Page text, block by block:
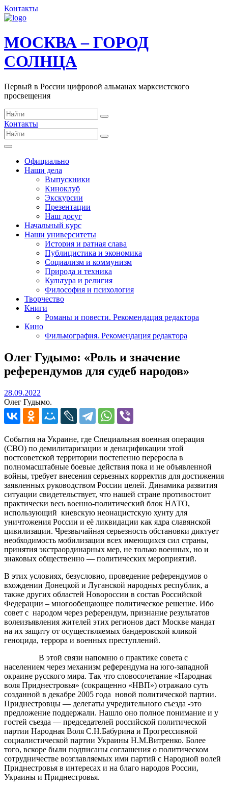
Контакты
МОСКВА – ГОРОД
СОЛНЦА
Первый в России цифровой альманах марксистского
просвещения
Контакты
Официально
Наши дела
Выпускники
Киноклуб
Экскурсии
Презентации
Наш досуг
Начальный курс
Наши университеты
История и ратная слава
Публицистика и экономика
Социализм и коммунизм
Природа и техника
Культура и религия
Философия и психология
Творчество
Книги
Романы и повести. Рекомендация редактора
Кино
Фильмография. Рекомендация редактора
Олег Гудымо: «Роль и значение
референдумов для судеб народов»
28.09.2022
Олег Гудымо.
События на Украине, где Специальная военная операция
(СВО) по демилитаризации и денацификации этой
постсоветской территории постепенно переросла в
полномасштабные боевые действия пока и не объявленной
войны, требует внесения серьезных корректив для достижения
заявленных руководством России целей. Динамика развития
ситуации свидетельствует, что нашей стране противостоит
практически весь военно-политический блок НАТО,
использующий киевскую неонацистскую хунту для
уничтожения России и её ликвидации как ядра славянской
цивилизации. Чрезвычайная серьезность обстановки диктует
необходимость мобилизации всех имеющихся сил страны,
принятия экстраординарных мер, не только военных, но и
знаковых общественно — политических мероприятий.
В этих условиях, безусловно, проведение референдумов о
вхождении Донецкой и Луганской народных республик, а
также других областей Новороссии в состав Российской
Федерации – многообещающее политическое решение. Ибо
совет с народом через референдум, признание результатов
волеизъявления жителей этих регионов даст Москве мандат
на их защиту от осуществляемых бандеровской кликой
геноцида, террора и военных преступлений.
В этой связи напомню о практике совета с
населением через механизм референдума на юго-западной
окраине русского мира. Так что словосочетание «Народная
воля Приднестровья» (сокращенно «НВП») отражало суть
созданной в декабре 2005 года новой политической партии.
Приднестровцы — делегаты учредительного съезда -это
предложение поддержали. Нашло оно полное понимание и у
гостей съезда — председателей российской политической
партии Народная Воля С.Н.Бабурина и Прогрессивной
социалистической партии Украины Н.М.Витренко. Более
того, вскоре были подписаны соглашения о политическом
сотрудничестве возглавляемых ими партий с Народной волей
Приднестровья в интересах и на благо народов России,
Украины и Приднестровья.